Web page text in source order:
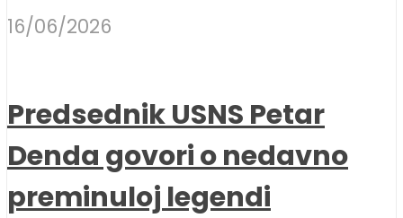
16/06/2026
Predsednik USNS Petar
Denda govori o nedavno
preminuloj legendi